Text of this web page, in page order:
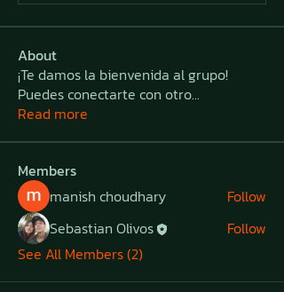
About
¡Te damos la bienvenida al grupo!
Puedes conectarte con otro...
Read more
Members
manish choudhary
Follow
Sebastian Olivos
Follow
See All Members (2)